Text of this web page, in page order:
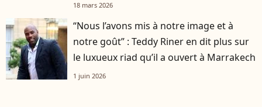
18 mars 2026
“Nous l’avons mis à notre image et à
notre goût” : Teddy Riner en dit plus sur
le luxueux riad qu’il a ouvert à Marrakech
1 juin 2026